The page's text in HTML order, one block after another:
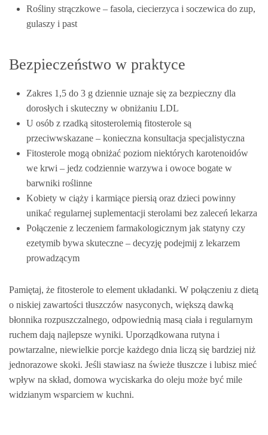
Rośliny strączkowe – fasola, ciecierzyca i soczewica do zup,
gulaszy i past
Bezpieczeństwo w praktyce
Zakres 1,5 do 3 g dziennie uznaje się za bezpieczny dla
dorosłych i skuteczny w obniżaniu LDL
U osób z rzadką sitosterolemią fitosterole są
przeciwwskazane – konieczna konsultacja specjalistyczna
Fitosterole mogą obniżać poziom niektórych karotenoidów
we krwi – jedz codziennie warzywa i owoce bogate w
barwniki roślinne
Kobiety w ciąży i karmiące piersią oraz dzieci powinny
unikać regularnej suplementacji sterolami bez zaleceń lekarza
Połączenie z leczeniem farmakologicznym jak statyny czy
ezetymib bywa skuteczne – decyzję podejmij z lekarzem
prowadzącym
Pamiętaj, że fitosterole to element układanki. W połączeniu z dietą
o niskiej zawartości tłuszczów nasyconych, większą dawką
błonnika rozpuszczalnego, odpowiednią masą ciała i regularnym
ruchem dają najlepsze wyniki. Uporządkowana rutyna i
powtarzalne, niewielkie porcje każdego dnia liczą się bardziej niż
jednorazowe skoki. Jeśli stawiasz na świeże tłuszcze i lubisz mieć
wpływ na skład, domowa wyciskarka do oleju może być mile
widzianym wsparciem w kuchni.